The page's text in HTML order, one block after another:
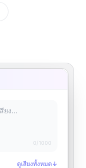
0/1000
ดูเสียงทั้งหมด ↓